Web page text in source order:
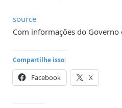
source
Com informações do Governo
Compartilhe isso:
Facebook X